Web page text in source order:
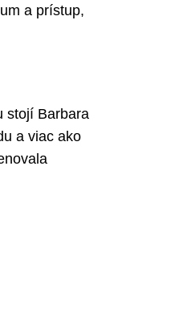
a prístup,
stojí Barbara
a viac ako